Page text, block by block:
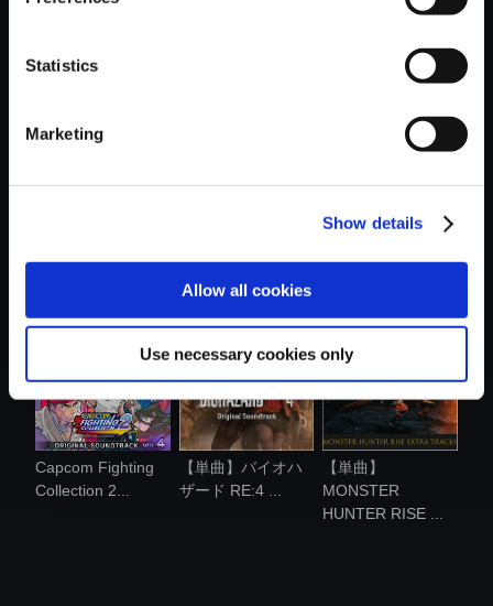
Statistics
Marketing
Show details
Allow all cookies
Use necessary cookies only
【単曲】バイオハ
Capcom Fighting
Collection 2...
【単曲】バイオハ
ザード RE:4 ...
【単曲】
MONSTER
HUNTER RISE ...